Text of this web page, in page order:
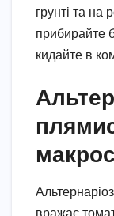
грунті та на
прибирайте
кидайте в